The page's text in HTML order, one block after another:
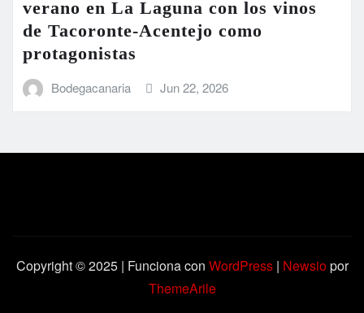
verano en La Laguna con los vinos
de Tacoronte-Acentejo como
protagonistas
Bodegacanaria Jun 22, 2026
Copyright © 2025 | Funciona con WordPress | Newsiopor
ThemeArile